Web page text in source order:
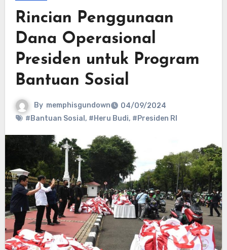
Rincian Penggunaan
Dana Operasional
Presiden untuk Program
Bantuan Sosial
By memphisgundown
04/09/2024
#Bantuan Sosial , #Heru Budi, #Presiden RI